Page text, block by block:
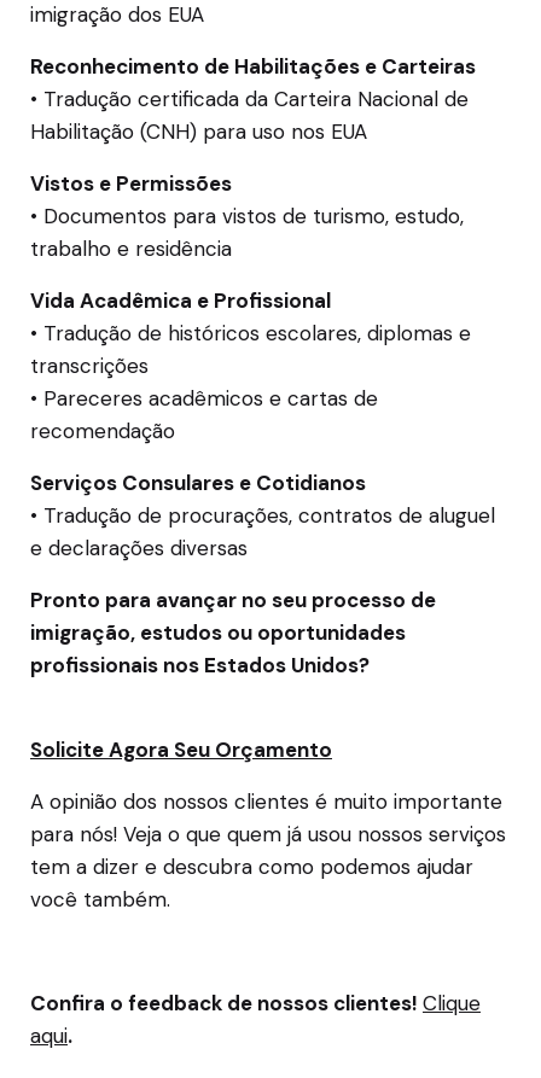
imigração dos EUA
Reconhecimento de Habilitações e Carteiras
• Tradução certificada da Carteira Nacional de
Habilitação (CNH) para uso nos EUA
Vistos e Permissões
• Documentos para vistos de turismo, estudo,
trabalho e residência
Vida Acadêmica e Profissional
• Tradução de históricos escolares, diplomas e
transcrições
• Pareceres acadêmicos e cartas de
recomendação
Serviços Consulares e Cotidianos
• Tradução de procurações, contratos de aluguel
e declarações diversas
Pronto para avançar no seu processo de
imigração, estudos ou oportunidades
profissionais nos Estados Unidos?
Solicite Agora Seu Orçamento
A opinião dos nossos clientes é muito importante
para nós! Veja o que quem já usou nossos serviços
tem a dizer e descubra como podemos ajudar
você também.
Confira o feedback de nossos clientes! Clique
aqui.